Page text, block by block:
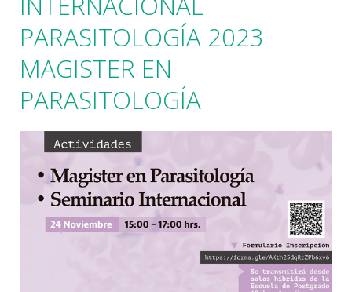
PARASITOLOGÍA 2023
MAGISTER EN
PARASITOLOGÍA